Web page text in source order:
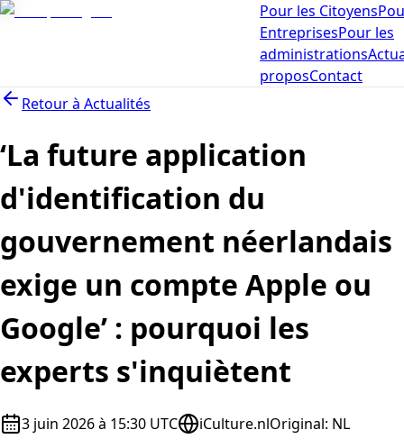
Pour les Citoyens
EntreprisesPour les
administrations
proposContact
Retour à Actualités
‘La future application
d'identification du
gouvernement néerlandais
exige un compte Apple ou
Google’ : pourquoi les
experts s'inquiètent
3 juin 2026 à 15:30 UTC iCulture.nlOriginal: NL